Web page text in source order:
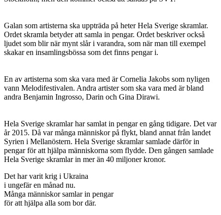
Galan som artisterna ska uppträda på heter Hela Sverige skramlar.
Ordet skramla betyder att samla in pengar. Ordet beskriver också
ljudet som blir när mynt slår i varandra, som när man till exempel
skakar en insamlingsbössa som det finns pengar i.
En av artisterna som ska vara med är Cornelia Jakobs som nyligen
vann Melodifestivalen. Andra artister som ska vara med är bland
andra Benjamin Ingrosso, Darin och Gina Dirawi.
Hela Sverige skramlar har samlat in pengar en gång tidigare. Det var
år 2015. Då var många människor på flykt, bland annat från landet
Syrien i Mellanöstern. Hela Sverige skramlar samlade därför in
pengar för att hjälpa människorna som flydde. Den gången samlade
Hela Sverige skramlar in mer än 40 miljoner kronor.
Det har varit krig i Ukraina
i ungefär en månad nu.
Många människor samlar in pengar
för att hjälpa alla som bor där.